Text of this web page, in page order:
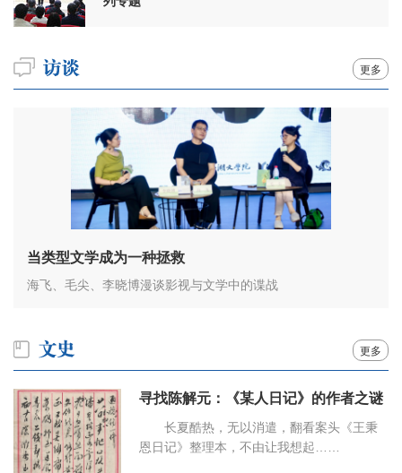
更多
当类型文学成为一种拯救
海飞、毛尖、李晓博漫谈影视与文学中的谍战
更多
寻找陈解元：《某人日记》的作者之谜
长夏酷热，无以消遣，翻看案头《王秉
恩日记》整理本，不由让我想起……